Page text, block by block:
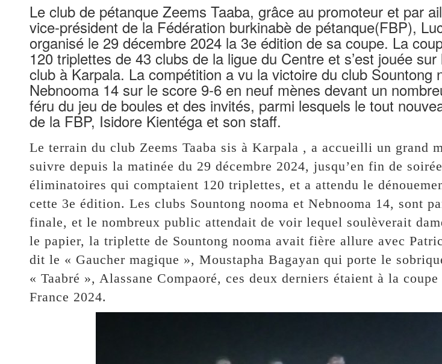
Le club de pétanque Zeems Taaba, grâce au promoteur et par
vice-président de la Fédération burkinabè de pétanque(FBP),
organisé le 29 décembre 2024 la 3e édition de sa coupe. La
120 triplettes de 43 clubs de la ligue du Centre et s’est jouée
club à Karpala. La compétition a vu la victoire du club Sountong
Nebnooma 14 sur le score 9-6 en neuf mènes devant un
féru du jeu de boules et des invités, parmi lesquels le tout
de la FBP, Isidore Kientéga et son staff.
Le terrain du club Zeems Taaba sis à Karpala , a accueilli un grand
suivre depuis la matinée du 29 décembre 2024, jusqu’en fin de
éliminatoires qui comptaient 120 triplettes, et a attendu le
cette 3e édition. Les clubs Sountong nooma et Nebnooma 14, sont
finale, et le nombreux public attendait de voir lequel soulèverait
le papier, la triplette de Sountong nooma avait fière allure avec
dit le « Gaucher magique », Moustapha Bagayan qui porte le
« Taabré », Alassane Compaoré, ces deux derniers étaient à la
France 2024.